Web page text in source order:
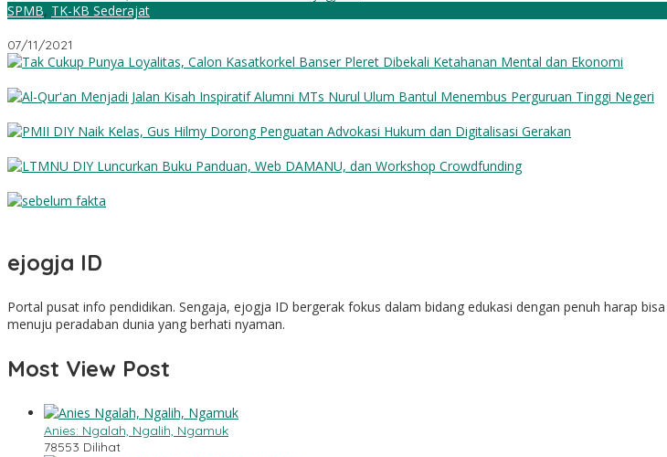
SPMB, TK-KB Sederajat
07/11/2021
ejogja ID
Portal pusat info pendidikan. Sengaja, ejogja ID bergerak fokus dalam bidang edukasi dengan penuh harap
menuju peradaban dunia yang berhati nyaman.
Most View Post
Anies: Ngalah, Ngalih, Ngamuk
78553 Dilihat